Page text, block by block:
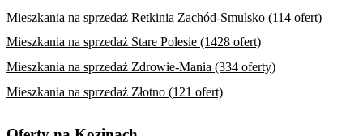
Mieszkania na sprzedaż Retkinia Zachód-Smulsko (114 ofert)
Mieszkania na sprzedaż Stare Polesie (1428 ofert)
Mieszkania na sprzedaż Zdrowie-Mania (334 oferty)
Mieszkania na sprzedaż Złotno (121 ofert)